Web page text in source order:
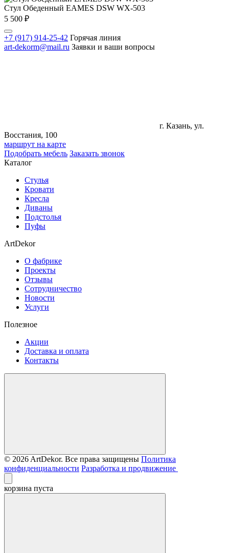
Стул Обеденный EAMES DSW WX-503
5 500 ₽
+7 (917) 914-25-42 Горячая линия
art-dekorm@mail.ru Заявки и ваши вопросы
г. Казань, ул.
Восстания, 100
маршрут на карте
Подобрать мебель Заказать звонок
Каталог
Стулья
Кровати
Кресла
Диваны
Подстолья
Пуфы
ArtDekor
О фабрике
Проекты
Отзывы
Сотрудничество
Новости
Услуги
Полезное
Акции
Доставка и оплата
Контакты
© 2026 ArtDekor. Все права защищены Политика
конфиденциальности Разработка и продвижение
корзина пуста